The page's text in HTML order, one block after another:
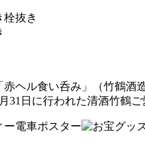
ヘル食い呑み」（竹鶴酒造
31日に行われた清酒竹鶴